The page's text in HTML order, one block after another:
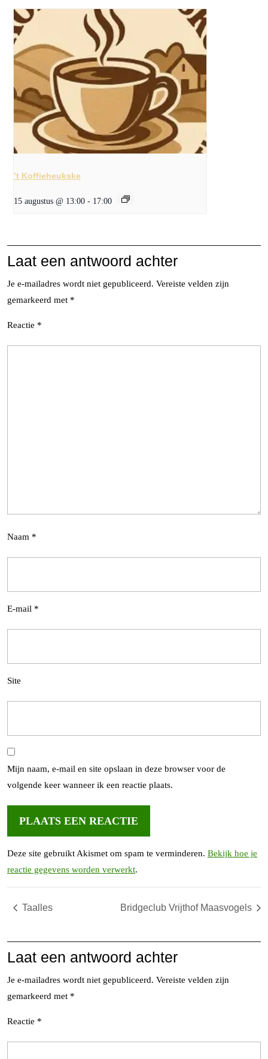
’t Koffieheukske
15 augustus @ 13:00 - 17:00
Laat een antwoord achter
Je e-mailadres wordt niet gepubliceerd. Vereiste velden zijn
gemarkeerd met *
Reactie *
Naam *
E-mail *
Site
Mijn naam, e-mail en site opslaan in deze browser voor de
volgende keer wanneer ik een reactie plaats.
Deze site gebruikt Akismet om spam te verminderen. Bekijk hoe je
reactie gegevens worden verwerkt.
Taalles Bridgeclub Vrijthof Maasvogels
Laat een antwoord achter
Je e-mailadres wordt niet gepubliceerd. Vereiste velden zijn
gemarkeerd met *
Reactie *